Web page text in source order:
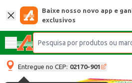
Baixe nosso novo app e
exclusivos
Entregue no CEP: 02170-901